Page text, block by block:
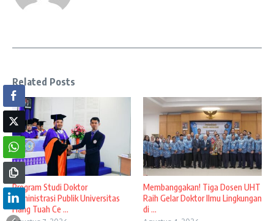
Related Posts
Program Studi Doktor
Administrasi Publik Universitas
Hang Tuah Ce ...
Membanggakan! Tiga Dosen UHT
Raih Gelar Doktor Ilmu Lingkungan
di ...